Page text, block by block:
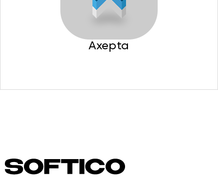
Axepta
Надіслати повідомлення